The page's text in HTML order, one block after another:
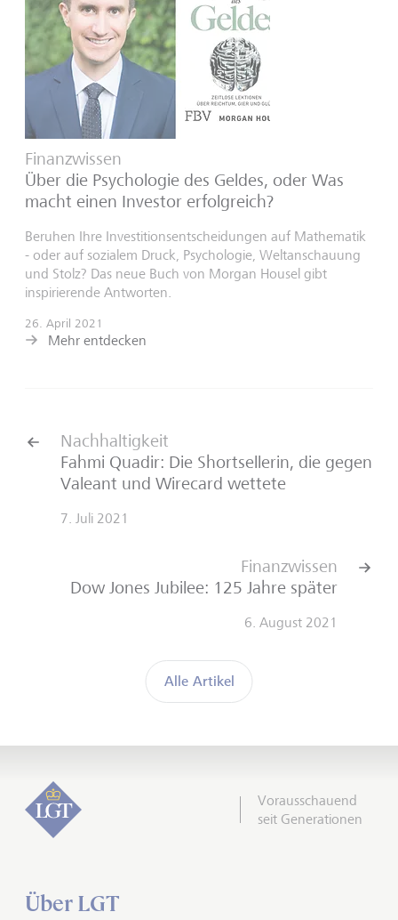
Finanzwissen
Über die Psychologie des Geldes, oder Was
macht einen Investor erfolgreich?
Beruhen Ihre Investitionsentscheidungen auf Mathematik
- oder auf sozialem Druck, Psychologie, Weltanschauung
und Stolz? Das neue Buch von Morgan Housel gibt
inspirierende Antworten.
26. April 2021
Mehr entdecken
Nachhaltigkeit
Fahmi Quadir: Die Shortsellerin, die gegen
Valeant und Wirecard wettete
7. Juli 2021
Alle Artikel
Finanzwissen
Dow Jones Jubilee: 125 Jahre später
6. August 2021
Vorausschauend
seit Generationen
Über LGT